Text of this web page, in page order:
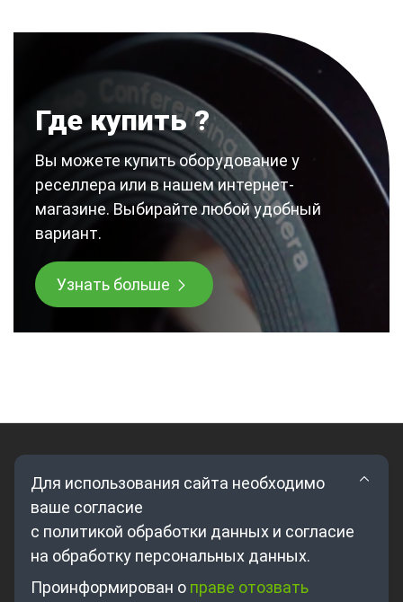
Где купить ?
Вы можете купить оборудование у
реселлера или в нашем интернет-
магазине. Выбирайте любой удобный
вариант.
Узнать больше
Для использования сайта необходимо
ваше согласие
с политикой обработки данных и согласие
на обработку персональных данных.
Проинформирован о праве отозвать
Где купить?